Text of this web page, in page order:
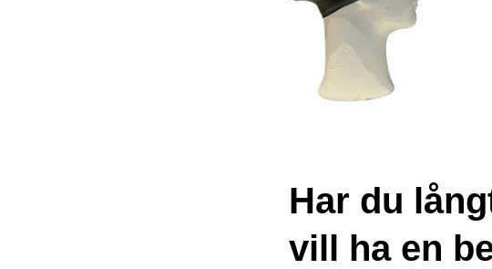
Har du
vill ha en